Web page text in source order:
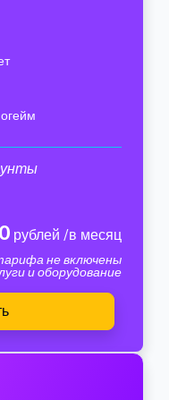
рублей /в месяц
не включены
и оборудование